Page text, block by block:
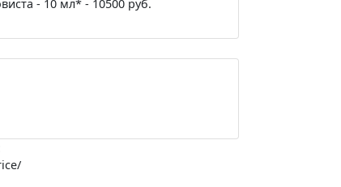
- 10 мл* - 10500 руб.